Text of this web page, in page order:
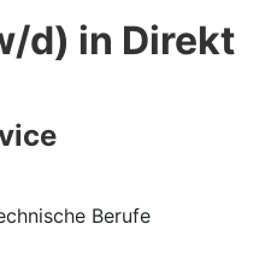
d) in Direkt
Berufe